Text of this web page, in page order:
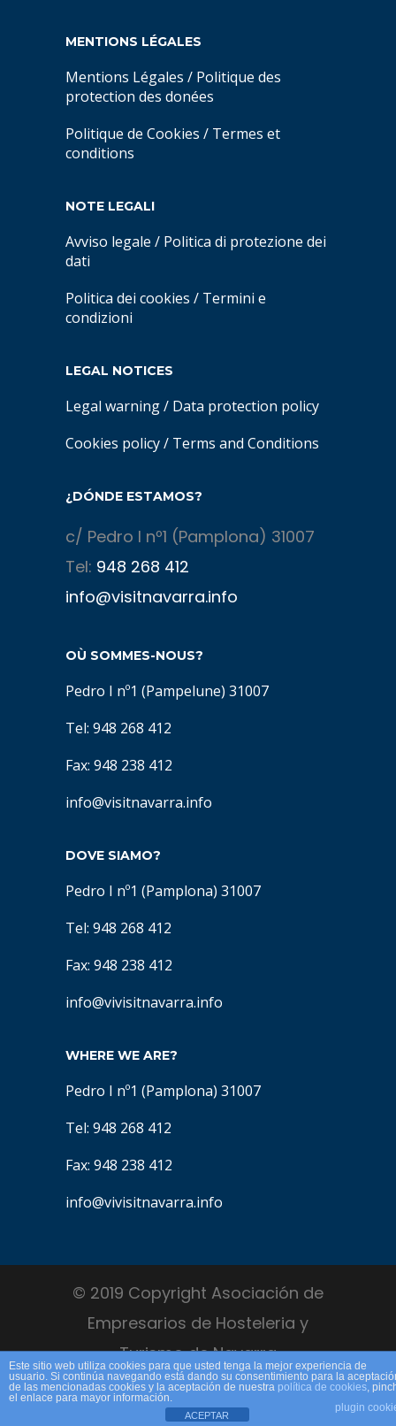
MENTIONS LÉGALES
Mentions Légales / Politique des
protection des donées
Politique de Cookies / Termes et
conditions
NOTE LEGALI
Avviso legale / Politica di protezione dei
dati
Politica dei cookies / Termini e
condizioni
LEGAL NOTICES
Legal warning/ Data protection policy
Cookies policy/ Terms and Conditions
¿DÓNDE ESTAMOS?
c/ Pedro I nº1 (Pamplona) 31007
Tel: 948 268 412
info@visitnavarra.info
OÙ SOMMES-NOUS?
Pedro I nº1 (Pampelune) 31007
Tel: 948 268 412
Fax: 948 238 412
info@visitnavarra.info
DOVE SIAMO?
Pedro I nº1 (Pamplona) 31007
Tel: 948 268 412
Fax: 948 238 412
info@vivisitnavarra.info
WHERE WE ARE?
Pedro I nº1 (Pamplona) 31007
Tel: 948 268 412
Fax: 948 238 412
info@vivisitnavarra.info
© 2019 Copyright Asociación de
Empresarios de Hosteleria y
Turismo de Navarra
Este sitio web utiliza cookies para que usted tenga la mejor experiencia de
usuario. Si continúa navegando está dando su consentimiento para la
de las mencionadas cookies y la aceptación de nuestra política de cookies,
el enlace para mayor información.
plugin
ACEPTAR